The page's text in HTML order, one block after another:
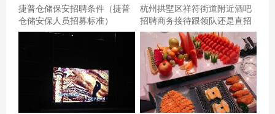
位于绿宝广场，不夜城，应该是一期吧。停车方便，关键
很便利。门头很大气，老远便能瞅见。那天过去刚刚赶上
整修，电梯周围好脏，好脏，尘土飞扬。到了后，感觉一
般吧，厅蛮高大上，空空就一个收钱的。包间空间挺大，
但空气质量偏差。音响不错，音质好，赞！总体感觉一
般，消费接近平民。较大众。环境久周全。很各异！车库
捷普仓储保安招聘条件（捷普
仓储安保人员招募标准）
杭州拱墅区祥符街道附近酒吧
招聘商务接待跟领队还是直招